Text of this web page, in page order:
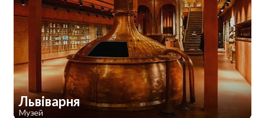
Львіварня
Музей